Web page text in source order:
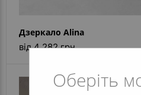
Оберіть
Дзеркало Alina
від 4 282 грн